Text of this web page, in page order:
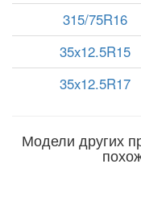
315/75R16
35x12.5R15
35x12.5R17
Модели других